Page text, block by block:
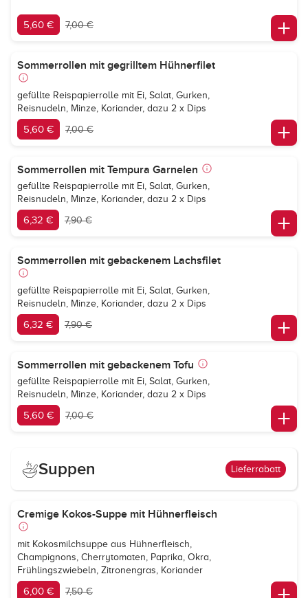
5,60 € 7,00 €
Sommerrollen mit gegrilltem Hühnerfilet
gefüllte Reispapierrolle mit Ei, Salat, Gurken,
Reisnudeln, Minze, Koriander, dazu 2 x Dips
5,60 € 7,00 €
Sommerrollen mit Tempura Garnelen
gefüllte Reispapierrolle mit Ei, Salat, Gurken,
Reisnudeln, Minze, Koriander, dazu 2 x Dips
6,32 € 7,90 €
Sommerrollen mit gebackenem Lachsfilet
gefüllte Reispapierrolle mit Ei, Salat, Gurken,
Reisnudeln, Minze, Koriander, dazu 2 x Dips
6,32 € 7,90 €
Sommerrollen mit gebackenem Tofu
gefüllte Reispapierrolle mit Ei, Salat, Gurken,
Reisnudeln, Minze, Koriander, dazu 2 x Dips
5,60 € 7,00 €
Suppen Lieferrabatt
Cremige Kokos-Suppe mit Hühnerfleisch
mit Kokosmilchsuppe aus Hühnerfleisch,
Champignons, Cherrytomaten, Paprika, Okra,
Frühlingszwiebeln, Zitronengras, Koriander
6,00 € 7,50 €